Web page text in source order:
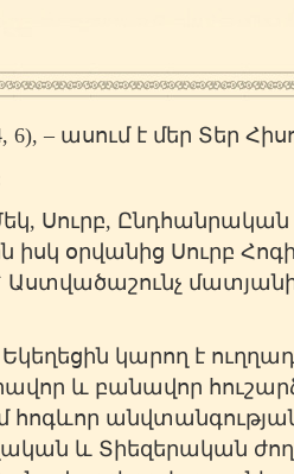
6), – ասում է մեր Տեր
Սուրբ,
օրվանից Սուրբ
Աստվածաշունչ
կարող է
և բանավոր
հոգևոր
և Տիեզերական